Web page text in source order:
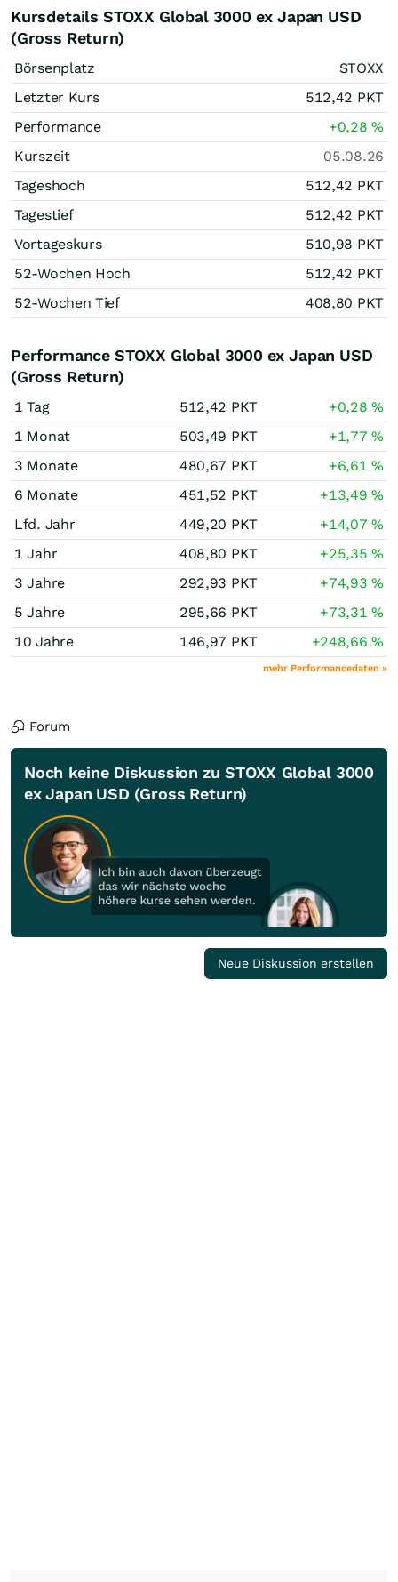
Kursdetails STOXX Global 3000 ex Japan USD
(Gross Return)
Börsenplatz
STOXX
Letzter Kurs
512,42 PKT
Performance
+0,28%
Kurszeit
05.08.26
Tageshoch
512,42 PKT
Tagestief
512,42 PKT
Vortageskurs
510,98 PKT
52-Wochen Hoch
512,42 PKT
52-Wochen Tief
408,80 PKT
Performance STOXX Global 3000 ex Japan USD
(Gross Return)
1 Tag 512,42 PKT +0,28%
1 Monat
503,49 PKT +1,77%
3 Monate
480,67 PKT +6,61%
6 Monate
451,52 PKT +13,49%
Lfd. Jahr
449,20 PKT +14,07%
1 Jahr
408,80 PKT +25,35%
3 Jahre
292,93 PKT +74,93%
5 Jahre
295,66 PKT +73,31%
10 Jahre
146,97 PKT +248,66%
mehr Performancedaten »
Forum
Noch keine Diskussion zu STOXX Global 3000
ex Japan USD (Gross Return)
Neue Diskussion erstellen